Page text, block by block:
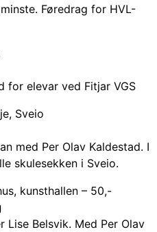
Føredrag for HVL-
for elevar ved Fitjar VGS
Sveio
med Per Olav Kaldestad. I
skulesekken i Sveio.
kunsthallen – 50,-
Lise Belsvik. Med Per Olav